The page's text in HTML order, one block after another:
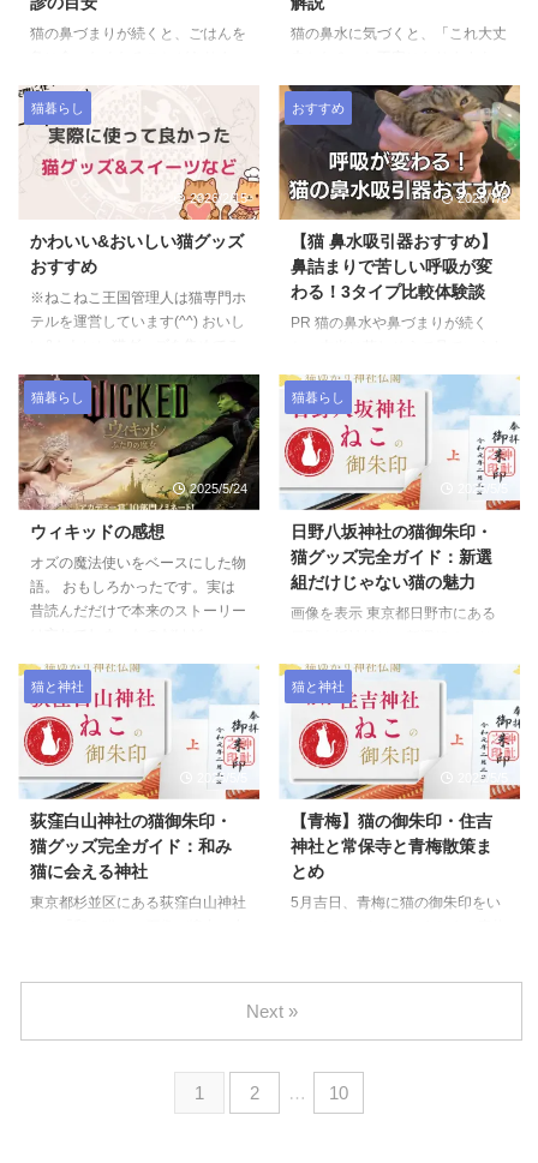
は、猫と暮らす人が少しでも快適
に過ごせるように、猫飼いさんの
腰の負担を減らすもの、アレルギ
ー対策、睡眠を助けてくれる ...
論｜迷ったら“呼吸と元気”を見る
鼻水そのものよりも、次の3つが
気はあるか このどれかが崩れて
いる場合は、様子見より受 ...
猫の鼻づまりが続くと、ごはんを
す。 「鼻水は出ているけど、元
気はある」「でも匂いをかいで、
食べずに去っていく」 そんな様
子を見ると、不安になりますよ
ね。 猫は鼻呼吸しかできず、さ
らに“匂いで食欲が刺激される動
上にごはんが食べにくくなりま
す。 ※私は獣医師ではありませ
ん。症状が続く場合は必ず動物病
院にご相談ください。 なぜ鼻づ
鼻が詰まると、 ✔ 匂いを感じに
くい✔ 呼吸が苦しくて食べづらい
✔ ...
猫の鼻水に気づくと、「これ大丈
ね。 透明なサラサラした鼻水
と、ネバネバした鼻水では様子が
違うこともあります。でも大切な
のは、“色そのもの”よりも猫の全
体の様子です。 私は獣医師では
ありませんが、慢性鼻炎の保護猫
子を見てきた経験から、「家庭で
観察できるポイント」をまとめま
す。 ※症状が続く場合や悪化す
る場合は、必ず動物病院にご相談
番大事なのはここです。 ✔ 元気
はあるか✔ 食欲は落ちていない ...
猫暮らし
2026/2/15
かわいい&おいしい猫グッズ
おすすめ
※ねこねこ王国管理人は猫専門ホ
テルを運営しています(^^) おいし
バンザイ山椒 あられ。山椒のピ
リッとした風味が最高です。24
個入りを箱で買ってます。1袋は
30g入で、おやつにぴっtり。 猫
型おにぎり 関連記事 うちの子の
健康のために、投薬のために、お
すすめの健康ケア用品をこちらの
記事でご紹介しています。 ・猫
の鼻水を吸ってあげる方法｜ベビ
ースマイルの使い方と安全なコツ
おすすめ
2026/7/6
【猫 鼻水吸引器おすすめ】
鼻詰まりで苦しい呼吸が変
わる！3タイプ比較体験談
PR 猫の鼻水や鼻づまりが続く
ないですよね。 鼻水の色や粘り
気によって原因や緊急度が変わる
こともあります。症状の見分け方
を先に知りたい方は、こちらも参
考にしてください。 ▶︎ 猫の鼻水
の色別チェックと受診目安はこち
ら 猫の鼻水吸引を自宅で安全に
できないかと悩む飼い主さんも多
いのではないでしょうか。 この
記事では、猫の鼻水を吸引するた
めに、自宅で安心して使える方法
実体験とともに丁寧に紹介しま
す。 少し吸ってあげるだけで ...
猫暮らし
2025/5/24
ウィキッドの感想
オズの魔法使いをベースにした物
語。 おもしろかったです。実は
昔読んだだけで本来のストーリー
良い魔女と悪い魔女がいて、悪い
魔女にも事情があった。 主役は
悪い魔女だけど、良い魔女もとて
も魅力的なキャラクターで，天使
が飛び回っているようで釘付けだ
った。後で知ったらアリアナ・グ
ランデ、大の親日家で日本語も勉
強してるとか。 すばらしい映画
で、ネタバレになるからあまり細
かくは書けないけど、、、絶対フ
猫暮らし
2025/5/5
日野八坂神社の猫御朱印・
猫グッズ完全ガイド：新選
組だけじゃない猫の魅力
画像を表示 東京都日野市にある
神社として有名ですが、実は猫好
きにもおすすめのスポットです。
境内には「化け猫様」などのユニ
ークな石像があり、毎月22日前
後や猫の日（2月22日）には限定
の猫御朱印も登場します。猫のイ
ラストや肉球スタンプ入りの御朱
印は、猫好きの参拝者に特に人気
があります。 本記事では、日野
八坂神社の猫御朱印や猫グッズ情
報と共に、神社の基本情報や参拝
猫と神社
2025/5/5
荻窪白山神社の猫御朱印・
猫グッズ完全ガイド：和み
猫に会える神社
東京都杉並区にある荻窪白山神社
揃えられており、猫と神社の不思
議な縁を感じられる場所です。
本記事では、荻窪白山神社の猫御
朱印情報から境内の猫像、猫グッ
猫と神社
2025/5/5
【青梅】猫の御朱印・住吉
神社と常保寺と青梅散策ま
とめ
5月吉日、青梅に猫の御朱印をい
なかった！です?なので猫の御朱
印をSNSから集めてみました。
猫の御朱印について 初穂料500円
（2023年時点の情報）6 授与形
式・直書きあり（タイミングによ
1 2 … 10
Next »